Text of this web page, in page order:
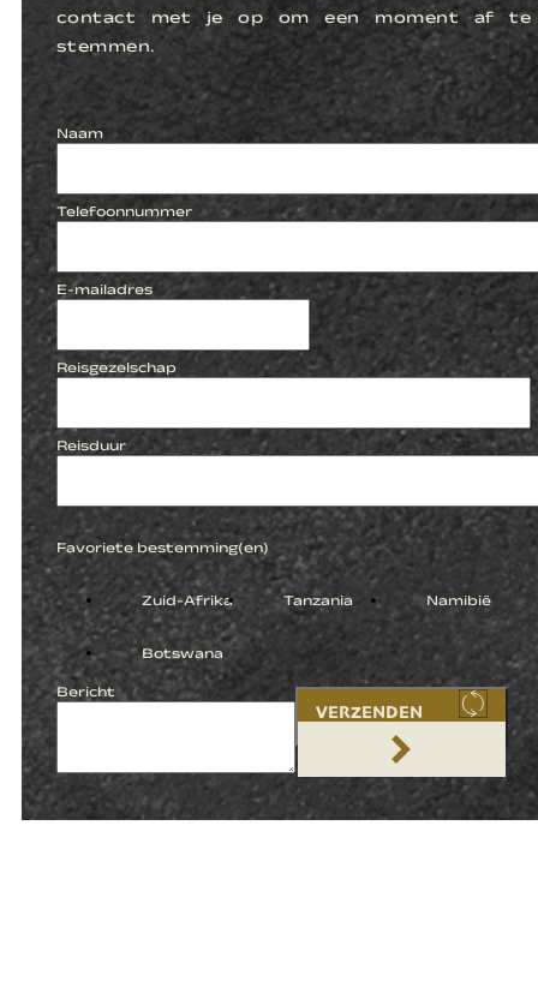
contact met je op om een moment af te
stemmen.
Naam
Telefoonnummer
E-mailadres
Reisgezelschap
Reisduur
Favoriete bestemming(en)
Zuid-Afrika Tanzania Namibië
Botswana
Bericht
VERZENDEN